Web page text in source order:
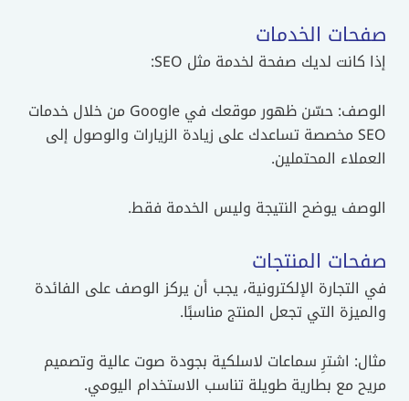
صفحات الخدمات
إذا كانت لديك صفحة لخدمة مثل SEO:
الوصف: حسّن ظهور موقعك في Google من خلال خدمات
SEO مخصصة تساعدك على زيادة الزيارات والوصول إلى
العملاء المحتملين.
الوصف يوضح النتيجة وليس الخدمة فقط.
صفحات المنتجات
في التجارة الإلكترونية، يجب أن يركز الوصف على الفائدة
والميزة التي تجعل المنتج مناسبًا.
مثال: اشترِ سماعات لاسلكية بجودة صوت عالية وتصميم
مريح مع بطارية طويلة تناسب الاستخدام اليومي.